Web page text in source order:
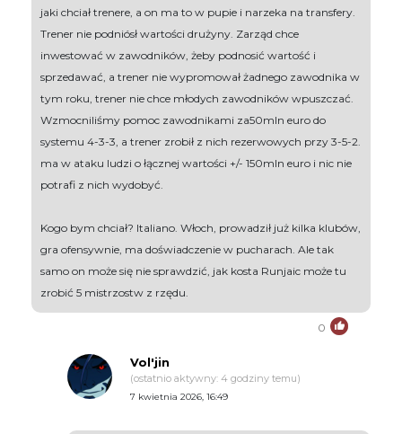
jaki chciał trenere, a on ma to w pupie i narzeka na transfery.
Trener nie podniósł wartości drużyny. Zarząd chce
inwestować w zawodników, żeby podnosić wartość i
sprzedawać, a trener nie wypromował żadnego zawodnika w
tym roku, trener nie chce młodych zawodników wpuszczać.
Wzmocniliśmy pomoc zawodnikami za50mln euro do
systemu 4-3-3, a trener zrobił z nich rezerwowych przy 3-5-2.
ma w ataku ludzi o łącznej wartości +/- 150mln euro i nic nie
potrafi z nich wydobyć.
Kogo bym chciał? Italiano. Włoch, prowadził już kilka klubów,
gra ofensywnie, ma doświadczenie w pucharach. Ale tak
samo on może się nie sprawdzić, jak kosta Runjaic może tu
zrobić 5 mistrzostw z rzędu.
0
Vol'jin
(ostatnio aktywny: 4 godziny temu)
7 kwietnia 2026, 16:49